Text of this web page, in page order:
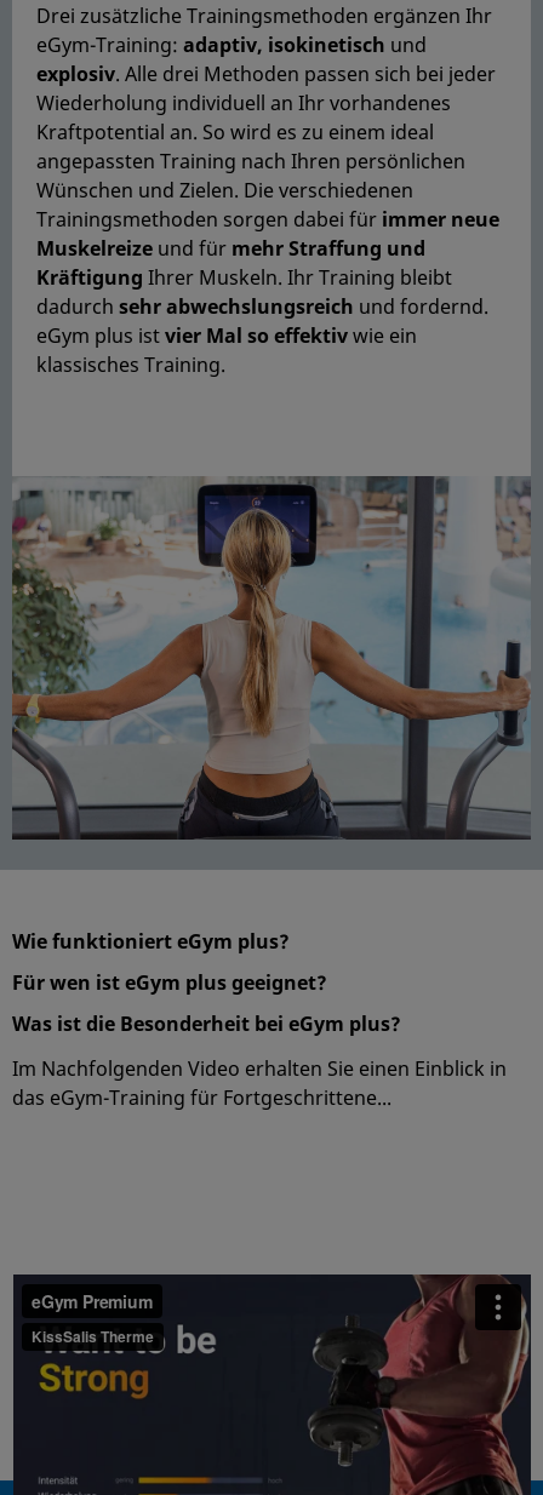
Drei zusätzliche Trainingsmethoden ergänzen Ihr
eGym-Training: adaptiv, isokinetisch und
explosiv. Alle drei Methoden passen sich bei jeder
Wiederholung individuell an Ihr vorhandenes
Kraftpotential an. So wird es zu einem ideal
angepassten Training nach Ihren persönlichen
Wünschen und Zielen. Die verschiedenen
Trainingsmethoden sorgen dabei für immer neue
Muskelreize und für mehr Straffung und
Kräftigung Ihrer Muskeln. Ihr Training bleibt
dadurch sehr abwechslungsreich und fordernd.
eGym plus istvier Mal so effektivwie ein
klassisches Training.
Wie funktioniert eGym plus?
Für wen ist eGym plus geeignet?
Was ist die Besonderheit bei eGym plus?
Im Nachfolgenden Video erhalten Sie einen Einblick in
das eGym-Training für Fortgeschrittene...